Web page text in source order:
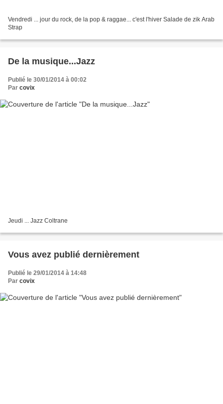
Vendredi ... jour du rock, de la pop & raggae... c'est l'hiver Salade de zik Arab
Strap
De la musique...Jazz
Publié le 30/01/2014 à 00:02
Par covix
Jeudi ... Jazz Coltrane
Vous avez publié dernièrement
Publié le 29/01/2014 à 14:48
Par covix